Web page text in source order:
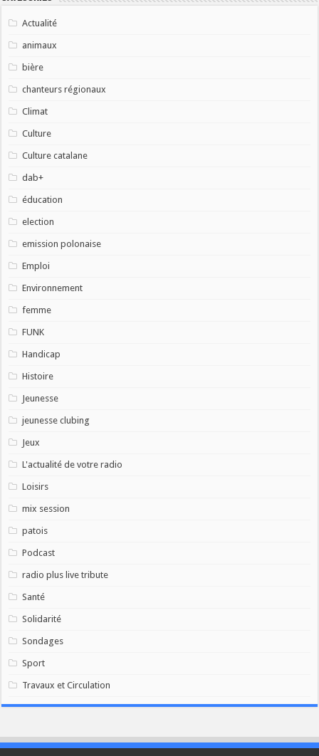
Actualité
animaux
bière
chanteurs régionaux
Climat
Culture
Culture catalane
dab+
éducation
election
emission polonaise
Emploi
Environnement
femme
FUNK
Handicap
Histoire
Jeunesse
jeunesse clubing
Jeux
L'actualité de votre radio
Loisirs
mix session
patois
Podcast
radio plus live tribute
Santé
Solidarité
Sondages
Sport
Travaux et Circulation